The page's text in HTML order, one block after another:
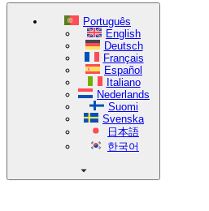
Português
English
Deutsch
Français
Español
Italiano
Nederlands
Suomi
Svenska
日本語
한국어